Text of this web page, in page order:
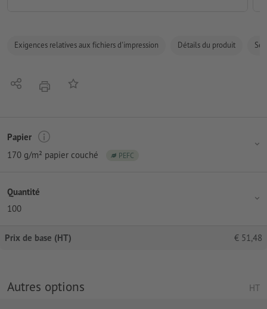
Exigences relatives aux fichiers d'impression Détails du produit
PartagerimprimerAjouter à liste d'article
Papier
170 g/m² papier couché
PEFC
Quantité
100
Prix de base (HT) € 51,48
Autres options HT